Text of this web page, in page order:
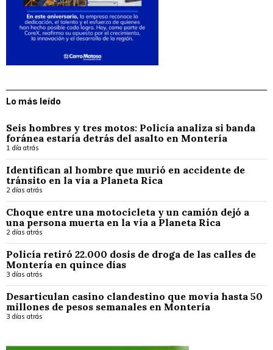
Lo más leído
Seis hombres y tres motos: Policía analiza si banda
foránea estaría detrás del asalto en Montería
1 día atrás
Identifican al hombre que murió en accidente de
tránsito en la vía a Planeta Rica
2 días atrás
Choque entre una motocicleta y un camión dejó a
una persona muerta en la vía a Planeta Rica
2 días atrás
Policía retiró 22.000 dosis de droga de las calles de
Montería en quince días
3 días atrás
Desarticulan casino clandestino que movía hasta 50
millones de pesos semanales en Montería
3 días atrás